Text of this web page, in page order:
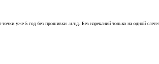
уже 5 год без прошивки .и.т.д. Без нареканий только на одной